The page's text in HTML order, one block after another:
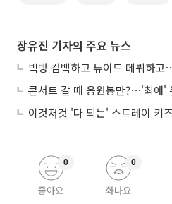
장유진 기자의 주요 뉴스
빅뱅 컴백하고 튜이드 데뷔하
콘서트 갈 때 응원봉만?⋯'최애'
좋아요
0
화나요
0